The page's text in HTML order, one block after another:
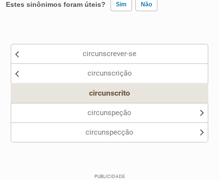
Estes sinônimos foram úteis? Sim Não
Nenhum dos sinônimos apresentados me ajudou
circunscrever-se
circunscrição
circunscrito
circunspeção
circunspecção